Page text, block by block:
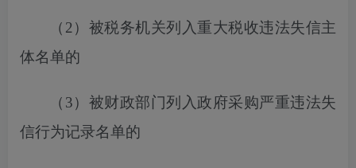
（ 2） 被税务机关列入重大税收违法失信主
体名单的
（ 3）被财政部门列入政府采购严重违法失
信行为记录名单的